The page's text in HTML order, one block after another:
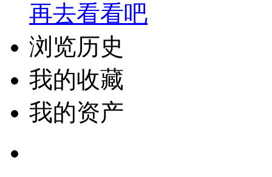
再去看看吧
浏览历史
我的收藏
我的资产